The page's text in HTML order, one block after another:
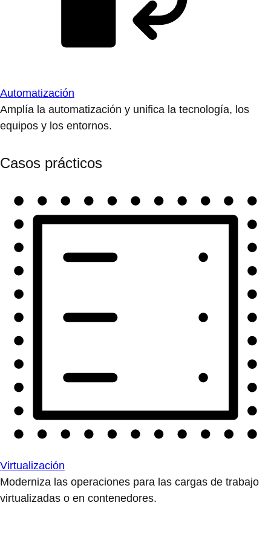
Automatización
Amplía la automatización y unifica la tecnología, los
equipos y los entornos.
Casos prácticos
Virtualización
Moderniza las operaciones para las cargas de trabajo
virtualizadas o en contenedores.